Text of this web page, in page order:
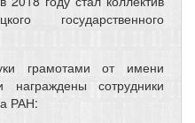
государственного
грамотами от имени
награждены сотрудники
РАН: